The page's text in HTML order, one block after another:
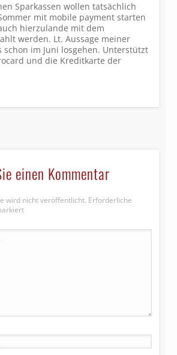
Sparkassen wollen tatsächlich
mit mobile payment starten
hierzulande mit dem
werden. Lt. Aussage meiner
schon im Juni losgehen. Unterstützt
und die Kreditkarte der
einen Kommentar
wird nicht veröffentlicht. Erforderliche